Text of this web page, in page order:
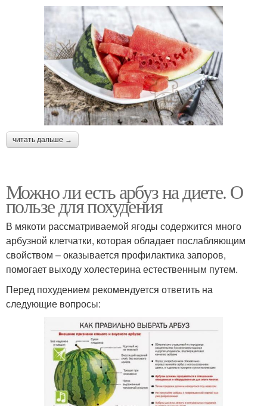
читать дальше →
Можно ли есть арбуз на диете. О
пользе для похудения
В мякоти рассматриваемой ягоды содержится много
арбузной клетчатки, которая обладает послабляющим
свойством – оказывается профилактика запоров,
помогает выходу холестерина естественным путем.
Перед похудением рекомендуется ответить на
следующие вопросы: